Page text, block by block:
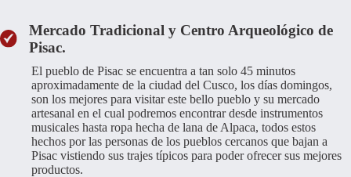
Mercado Tradicional y Centro Arqueológico de
Pisac.
El pueblo de Pisac se encuentra a tan solo 45 minutos
aproximadamente de la ciudad del Cusco, los días domingos,
son los mejores para visitar este bello pueblo y su mercado
artesanal en el cual podremos encontrar desde instrumentos
musicales hasta ropa hecha de lana de Alpaca, todos estos
hechos por las personas de los pueblos cercanos que bajan a
Pisac vistiendo sus trajes típicos para poder ofrecer sus mejores
productos.